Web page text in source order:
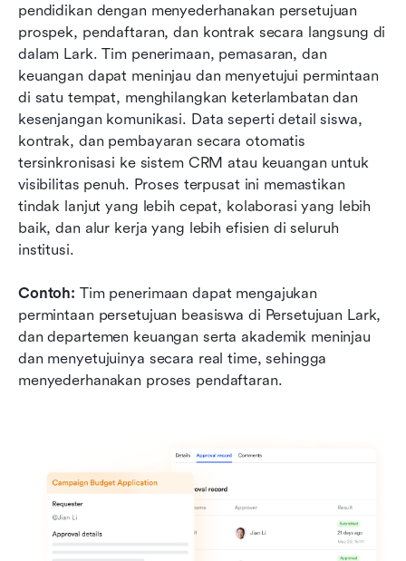
pendidikan dengan menyederhanakan persetujuan
prospek, pendaftaran, dan kontrak secara langsung di
dalam Lark. Tim penerimaan, pemasaran, dan
keuangan dapat meninjau dan menyetujui permintaan
di satu tempat, menghilangkan keterlambatan dan
kesenjangan komunikasi. Data seperti detail siswa,
kontrak, dan pembayaran secara otomatis
tersinkronisasi ke sistem CRM atau keuangan untuk
visibilitas penuh. Proses terpusat ini memastikan
tindak lanjut yang lebih cepat, kolaborasi yang lebih
baik, dan alur kerja yang lebih efisien di seluruh
institusi.
Contoh: Tim penerimaan dapat mengajukan
permintaan persetujuan beasiswa di Persetujuan Lark,
dan departemen keuangan serta akademik meninjau
dan menyetujuinya secara real time, sehingga
menyederhanakan proses pendaftaran.